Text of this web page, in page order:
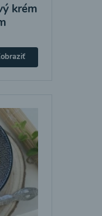
krém